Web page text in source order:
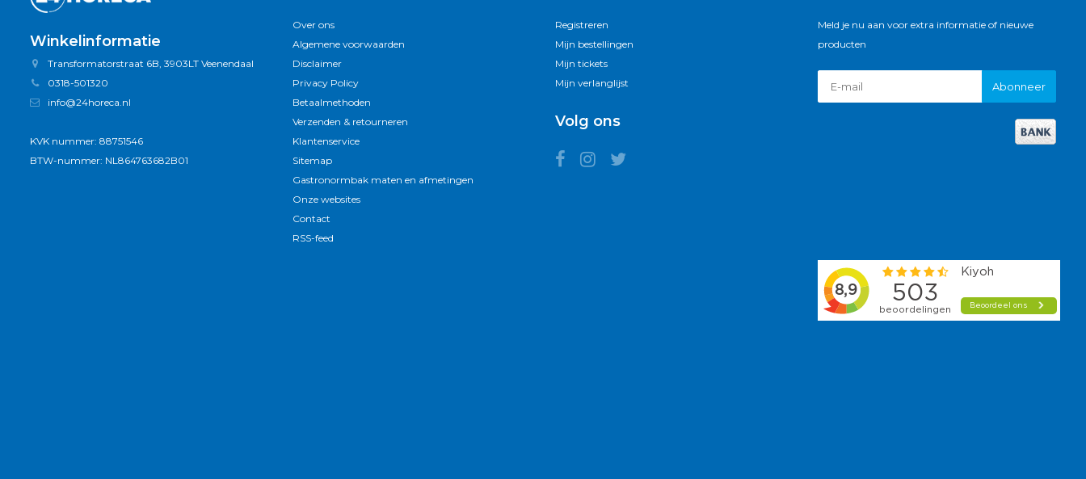
Winkelinformatie
Transformatorstraat 6B, 3903LT Veenendaal
0318-501320
info@24horeca.nl
KVK nummer: 88751546
BTW-nummer: NL864763682B01
Over ons
Algemene voorwaarden
Disclaimer
Privacy Policy
Betaalmethoden
Verzenden & retourneren
Klantenservice
Sitemap
Gastronormbak maten en afmetingen
Onze websites
Contact
RSS-feed
Registreren
Mijn bestellingen
Mijn tickets
Mijn verlanglijst
Volg ons
Meld je nu aan voor extra informatie of nieuwe
producten
Abonneer